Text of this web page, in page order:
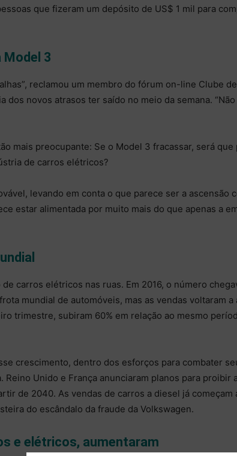
que fizeram um depósito de US$ 1 mil para
Model 3
reclamou um membro do fórum on-line Clube
dos novos atrasos ter saído no meio da semana.
mais preocupante: Se o Model 3 fracassar, será que
de carros elétricos?
levando em conta o que parece ser a ascensão
estar alimentada por muito mais do que apenas a
carros elétricos nas ruas. Em 2016, o número
mundial de automóveis, mas as vendas voltaram a
trimestre, subiram 60% em relação ao mesmo
crescimento, dentro dos esforços para combater
Reino Unido e França anunciaram planos para proibir
de 2040. As vendas de carros a diesel já começam
do escândalo da fraude da Volkswagen.
e elétricos, aumentaram